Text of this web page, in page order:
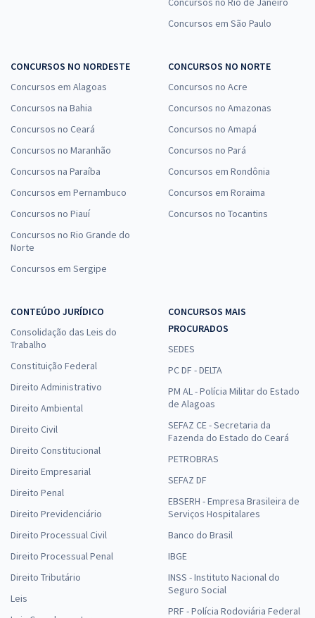
Concursos em São Paulo
CONCURSOS NO NORDESTE
Concursos em Alagoas
Concursos na Bahia
Concursos no Ceará
Concursos no Maranhão
Concursos na Paraíba
Concursos em Pernambuco
Concursos no Piauí
Concursos no Rio Grande do
Norte
Concursos em Sergipe
CONCURSOS NO NORTE
Concursos no Acre
Concursos no Amazonas
Concursos no Amapá
Concursos no Pará
Concursos em Rondônia
Concursos em Roraima
Concursos no Tocantins
CONTEÚDO JURÍDICO
Consolidação das Leis do
Trabalho
Constituição Federal
Direito Administrativo
Direito Ambiental
Direito Civil
Direito Constitucional
Direito Empresarial
Direito Penal
Direito Previdenciário
Direito Processual Civil
Direito Processual Penal
Direito Tributário
Leis
CONCURSOS MAIS
PROCURADOS
SEDES
PC DF - DELTA
PM AL - Polícia Militar do Estado
de Alagoas
SEFAZ CE - Secretaria da
Fazenda do Estado do Ceará
PETROBRAS
SEFAZ DF
EBSERH - Empresa Brasileira de
Serviços Hospitalares
Banco do Brasil
IBGE
INSS - Instituto Nacional do
Seguro Social
PRF - Polícia Rodoviária Federal